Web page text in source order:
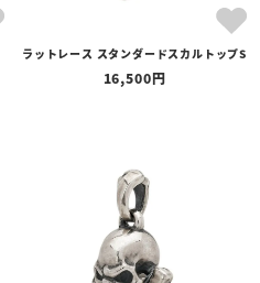
ラットレース スタンダードスカルトップS
16,500